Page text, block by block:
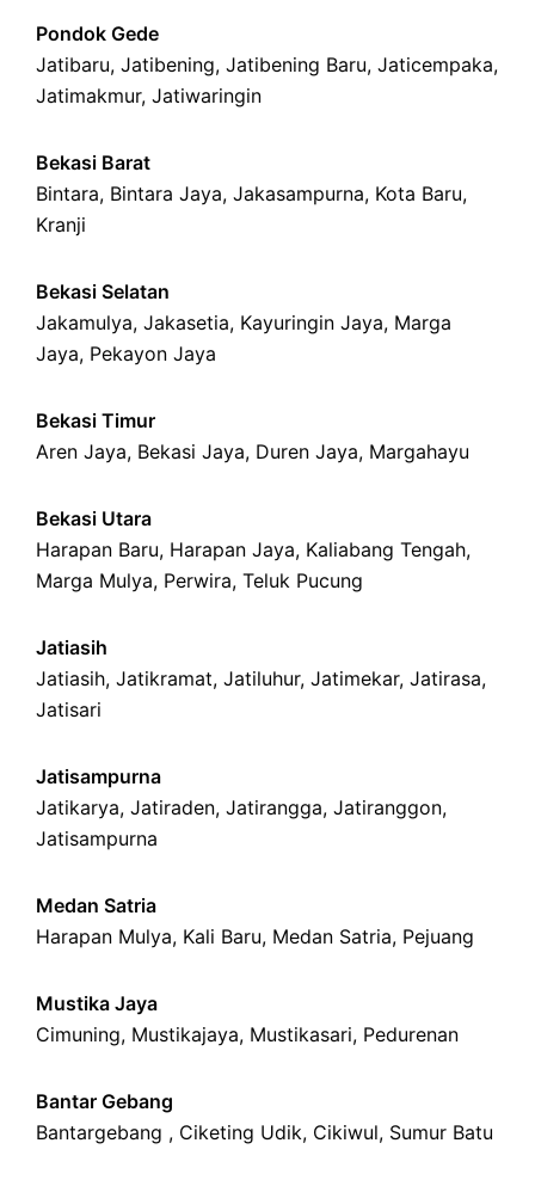
Pondok Gede
Jatibaru, Jatibening, Jatibening Baru, Jaticempaka,
Jatimakmur, Jatiwaringin
Bekasi Barat
Bintara, Bintara Jaya, Jakasampurna, Kota Baru,
Kranji
Bekasi Selatan
Jakamulya, Jakasetia, Kayuringin Jaya, Marga
Jaya, Pekayon Jaya
Bekasi Timur
Aren Jaya, Bekasi Jaya, Duren Jaya, Margahayu
Bekasi Utara
Harapan Baru, Harapan Jaya, Kaliabang Tengah,
Marga Mulya, Perwira, Teluk Pucung
Jatiasih
Jatiasih, Jatikramat, Jatiluhur, Jatimekar, Jatirasa,
Jatisari
Jatisampurna
Jatikarya, Jatiraden, Jatirangga, Jatiranggon,
Jatisampurna
Medan Satria
Harapan Mulya, Kali Baru, Medan Satria, Pejuang
Mustika Jaya
Cimuning, Mustikajaya, Mustikasari, Pedurenan
Bantar Gebang
Bantargebang , Ciketing Udik, Cikiwul, Sumur Batu